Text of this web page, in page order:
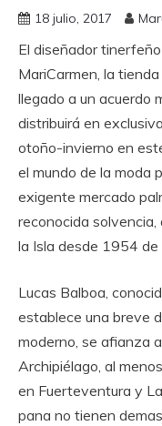
18 julio, 2017
El diseñador
MariCarmen, la
llegado a un acuerdo
distribuirá en
otoño-invierno en
el mundo de la moda
exigente mercado
reconocida solvencia,
la Isla desde 1954
Lucas Balboa,
establece una breve
moderno, se afianza
Archipiélago, al
en Fuerteventura y
pana no tienen